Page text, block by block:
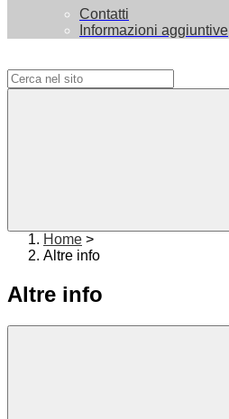
Contatti
Informazioni aggiuntive
Home >
Altre info
Altre info